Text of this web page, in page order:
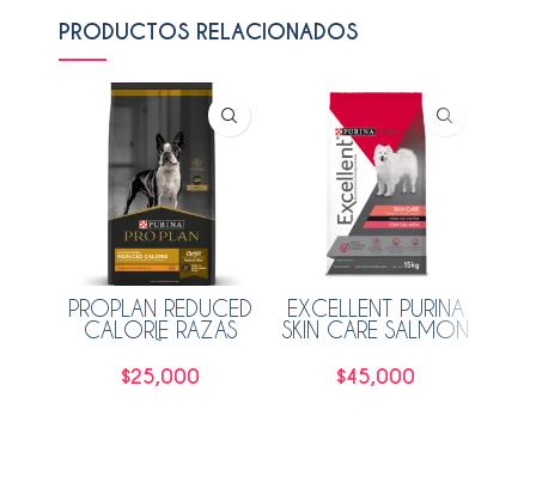
PRODUCTOS RELACIONADOS
PROPLAN REDUCED
CALORIE RAZAS
$25,000
EXCELLENT PURINA
SKIN CARE SALMON
$45,000